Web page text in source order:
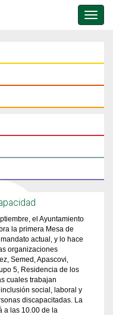
de
el Ayuntamiento
la primera Mesa de
actual, y lo hace
organizaciones
Semed, Apascovi,
5, Residencia de los
cuales trabajan
social, laboral y
discapacitadas. La
a las 10.00 de la